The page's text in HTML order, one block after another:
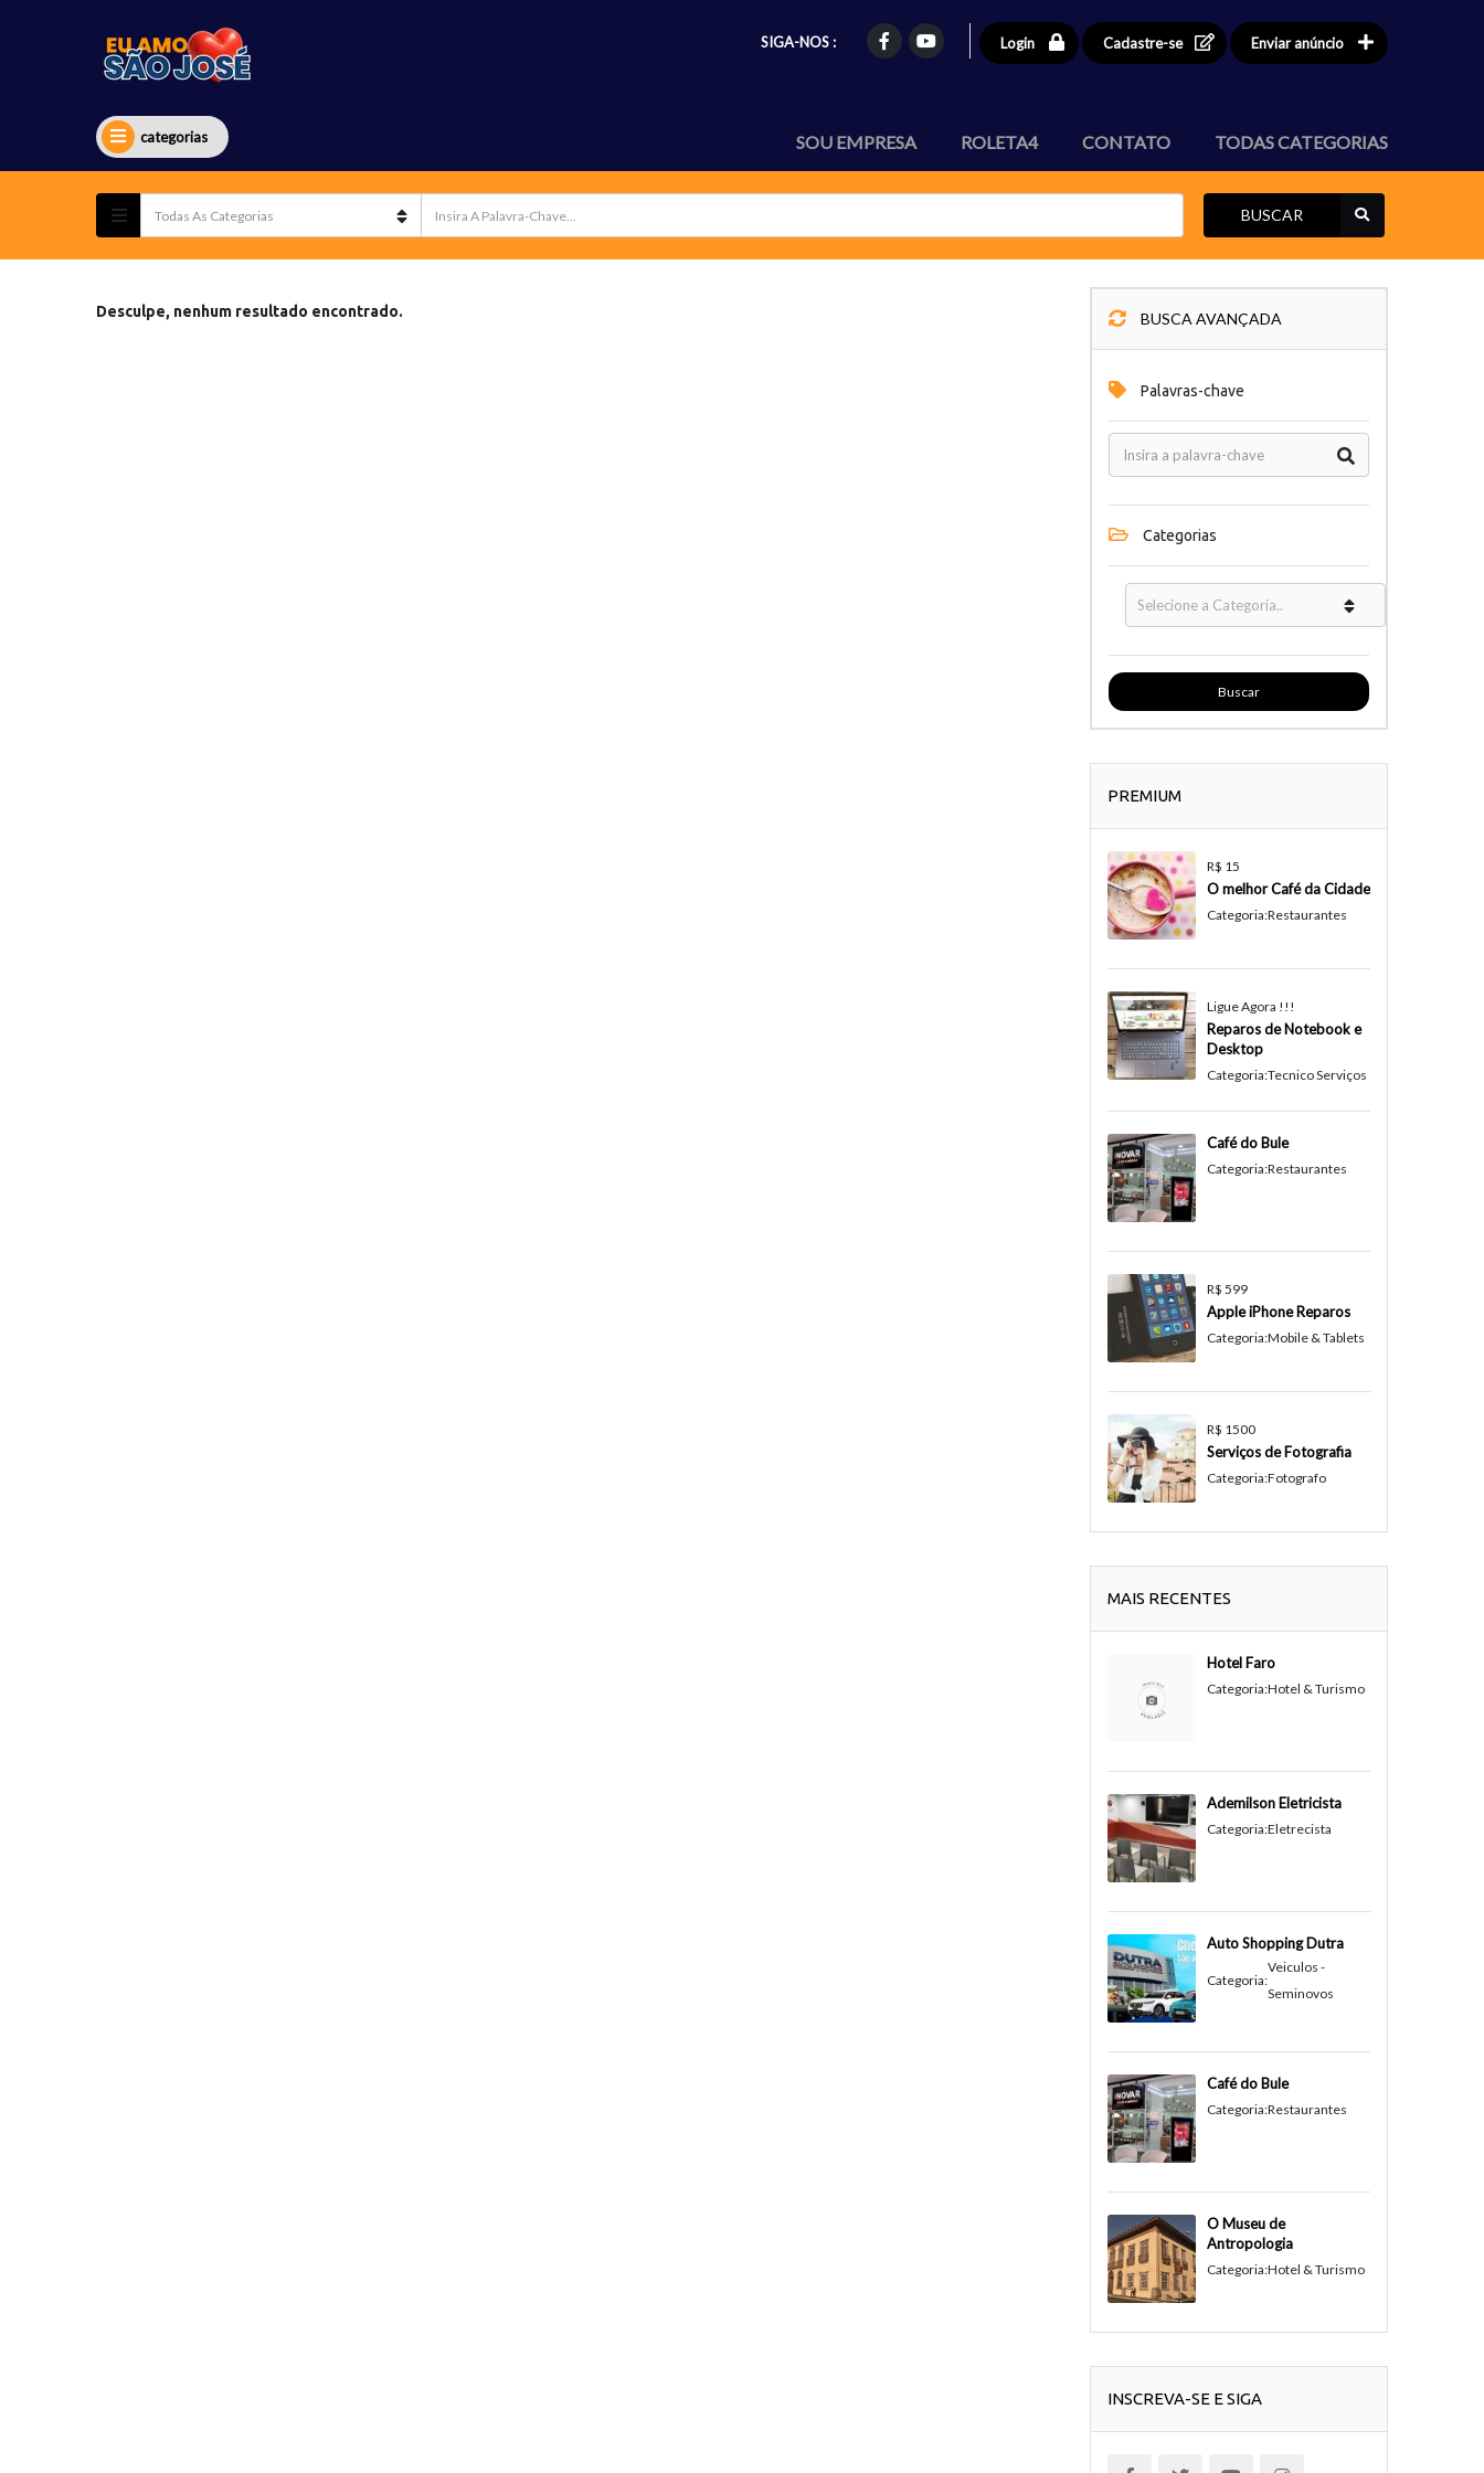
SIGA-NOS : Login Cadastre-se Enviar anúncio
categorias SOU EMPRESA ROLETA4 CONTATO TODAS CATEGORIAS
BUSCAR
Desculpe, nenhum resultado encontrado. BUSCA AVANÇADA
Palavras-chave
Categorias
Buscar
PREMIUM
R$ 15
O melhor Café da Cidade
Categoria:Restaurantes
Ligue Agora !!!
Reparos de Notebook e
Desktop
Categoria:Tecnico Serviços
Café do Bule
Categoria:Restaurantes
R$ 599
Apple iPhone Reparos
Categoria:Mobile & Tablets
R$ 1500
Serviços de Fotografia
Categoria:Fotografo
MAIS RECENTES
Hotel Faro
Categoria:Hotel & Turismo
Ademilson Eletricista
Categoria:Eletrecista
Auto Shopping Dutra
Categoria:
Veiculos -
Seminovos
Café do Bule
Categoria:Restaurantes
O Museu de
Antropologia
Categoria:Hotel & Turismo
INSCREVA-SE E SIGA